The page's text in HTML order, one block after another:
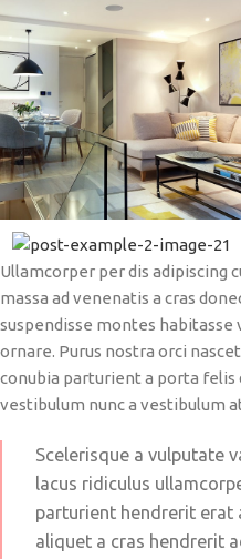
Ullamcorper per dis adipiscing
massa ad venenatis a cras
suspendisse montes
ornare. Purus nostra orci
conubia parturient a porta felis
vestibulum nunc a vestibulum
Scelerisque a vulputate
lacus ridiculus
parturient hendrerit erat
aliquet a cras hendrerit